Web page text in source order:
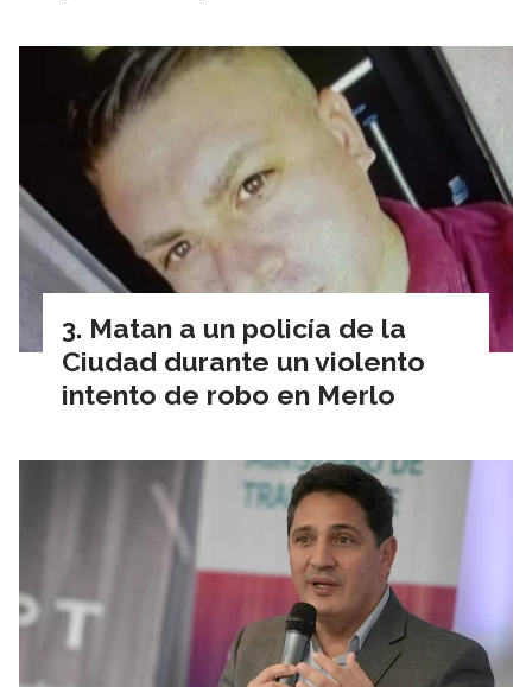
Matan a un policía de la
Ciudad durante un violento
intento de robo en Merlo